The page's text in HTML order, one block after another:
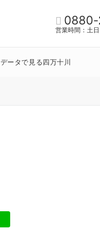
営業時間：土
データで見る四万十川